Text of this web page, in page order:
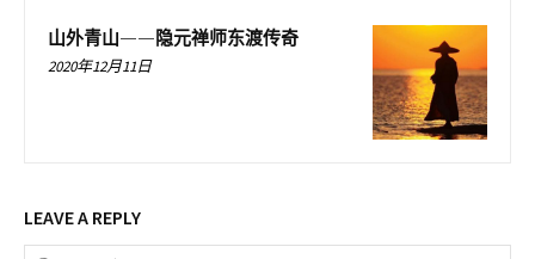
山外青山——隐元禅师东渡传奇
2020年12月11日
LEAVE A REPLY